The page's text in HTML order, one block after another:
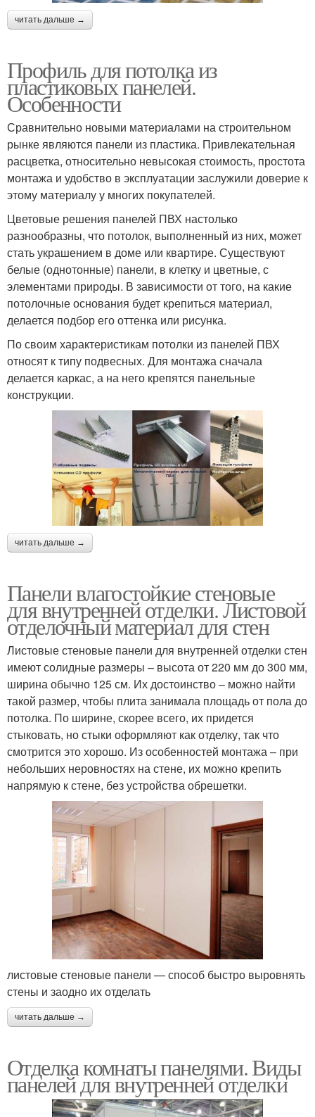
читать дальше →
Профиль для потолка из
пластиковых панелей.
Особенности
Сравнительно новыми материалами на строительном
рынке являются панели из пластика. Привлекательная
расцветка, относительно невысокая стоимость, простота
монтажа и удобство в эксплуатации заслужили доверие к
этому материалу у многих покупателей.
Цветовые решения панелей ПВХ настолько
разнообразны, что потолок, выполненный из них, может
стать украшением в доме или квартире. Существуют
белые (однотонные) панели, в клетку и цветные, с
элементами природы. В зависимости от того, на какие
потолочные основания будет крепиться материал,
делается подбор его оттенка или рисунка.
По своим характеристикам потолки из панелей ПВХ
относят к типу подвесных. Для монтажа сначала
делается каркас, а на него крепятся панельные
конструкции.
читать дальше →
Панели влагостойкие стеновые
для внутренней отделки. Листовой
отделочный материал для стен
Листовые стеновые панели для внутренней отделки стен
имеют солидные размеры – высота от 220 мм до 300 мм,
ширина обычно 125 см. Их достоинство – можно найти
такой размер, чтобы плита занимала площадь от пола до
потолка. По ширине, скорее всего, их придется
стыковать, но стыки оформляют как отделку, так что
смотрится это хорошо. Из особенностей монтажа – при
небольших неровностях на стене, их можно крепить
напрямую к стене, без устройства обрешетки.
листовые стеновые панели — способ быстро выровнять
стены и заодно их отделать
читать дальше →
Отделка комнаты панелями. Виды
панелей для внутренней отделки